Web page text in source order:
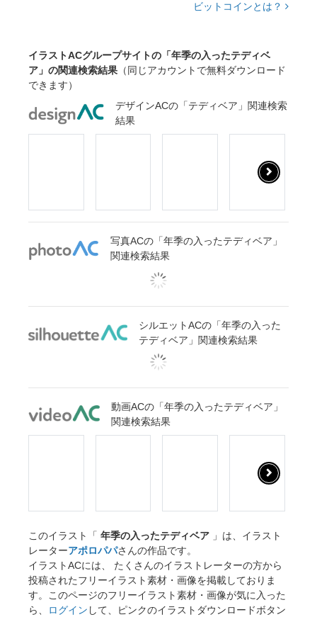
ビットコインとは？
イラストACグループサイトの「年季の入ったテディベ
ア」の関連検索結果 （同じアカウントで無料ダウンロード
できます）
デザインACの「テディベア」関連検索
結果
写真ACの「年季の入ったテディベア」
関連検索結果
シルエットACの「年季の入った
テディベア」関連検索結果
動画ACの「年季の入ったテディベア」
関連検索結果
このイラスト「 年季の入ったテディベア 」は、イラスト
レーターアポロパパさんの作品です。
イラストACには、 たくさんのイラストレーターの方から
投稿されたフリーイラスト素材・画像を掲載しておりま
す。このページのフリーイラスト素材・画像が気に入った
ら、
ログイン して、ピンクのイラストダウンロードボタン